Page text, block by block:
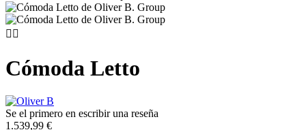
 
Cómoda Letto
Se el primero en escribir una reseña
1.539,99 €